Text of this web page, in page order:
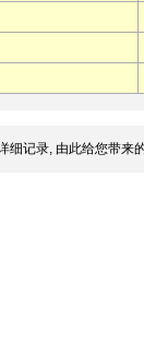
细记录, 由此给您带来